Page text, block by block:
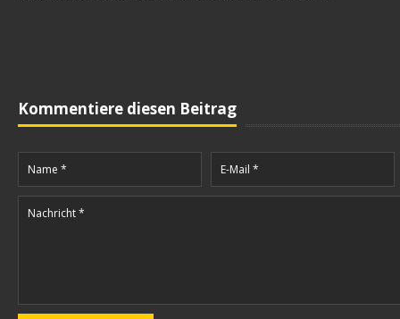
Kommentiere diesen Beitrag